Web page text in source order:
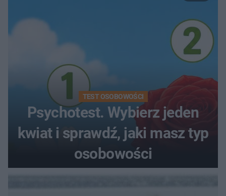
TEST OSOBOWOŚCI
Psychotest. Wybierz jeden
kwiat i sprawdź, jaki masz typ
osobowości